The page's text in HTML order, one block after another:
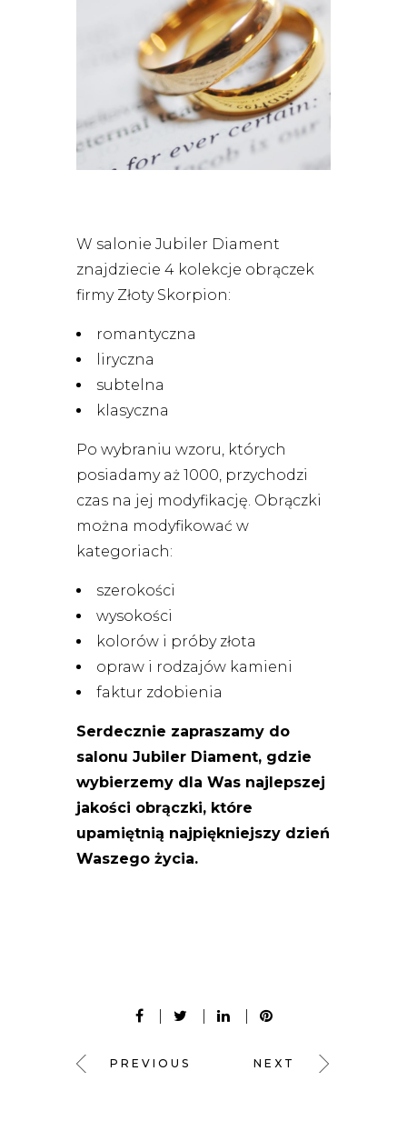
W salonie Jubiler Diament
znajdziecie 4 kolekcje obrączek
firmy Złoty Skorpion:
romantyczna
liryczna
subtelna
klasyczna
Po wybraniu wzoru, których
posiadamy aż 1000, przychodzi
czas na jej modyfikację. Obrączki
można modyfikować w
kategoriach:
szerokości
wysokości
kolorów i próby złota
opraw i rodzajów kamieni
faktur zdobienia
Serdecznie zapraszamy do
salonu Jubiler Diament, gdzie
wybierzemy dla Was najlepszej
jakości obrączki, które
upamiętnią najpiękniejszy dzień
Waszego życia.
PREVIOUS NEXT